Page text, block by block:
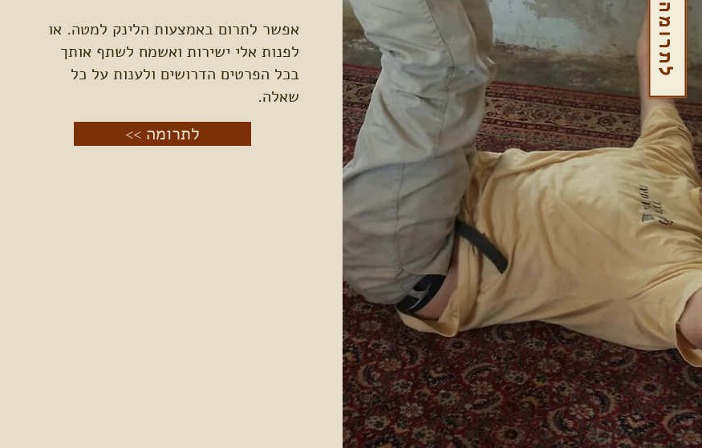
לתרומה
אפשר לתרום באמצעות הלינק למטה. או
לפנות אלי ישירות ואשמח לשתף אותך
בכל הפרטים הדרושים ולענות על כל
שאלה.
<< לתרומה